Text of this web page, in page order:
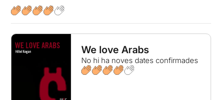
We love Arabs
No hi ha noves dates confirmades